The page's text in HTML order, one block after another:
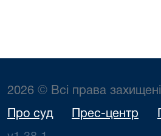
2026 © Всі права захищені
Про суд Прес-центр